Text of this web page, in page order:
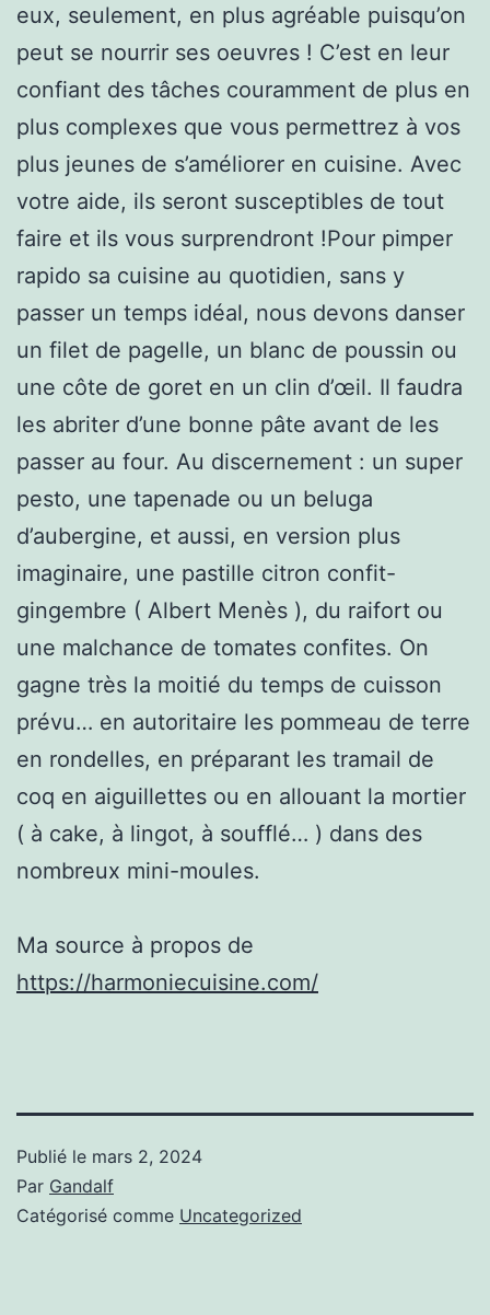
eux, seulement, en plus agréable puisqu’on
peut se nourrir ses oeuvres ! C’est en leur
confiant des tâches couramment de plus en
plus complexes que vous permettrez à vos
plus jeunes de s’améliorer en cuisine. Avec
votre aide, ils seront susceptibles de tout
faire et ils vous surprendront !Pour pimper
rapido sa cuisine au quotidien, sans y
passer un temps idéal, nous devons danser
un filet de pagelle, un blanc de poussin ou
une côte de goret en un clin d’œil. Il faudra
les abriter d’une bonne pâte avant de les
passer au four. Au discernement : un super
pesto, une tapenade ou un beluga
d’aubergine, et aussi, en version plus
imaginaire, une pastille citron confit-
gingembre ( Albert Menès ), du raifort ou
une malchance de tomates confites. On
gagne très la moitié du temps de cuisson
prévu… en autoritaire les pommeau de terre
en rondelles, en préparant les tramail de
coq en aiguillettes ou en allouant la mortier
( à cake, à lingot, à soufflé… ) dans des
nombreux mini-moules.
Ma source à propos de
https://harmoniecuisine.com/
Publié le mars 2, 2024
Par Gandalf
Catégorisé comme Uncategorized